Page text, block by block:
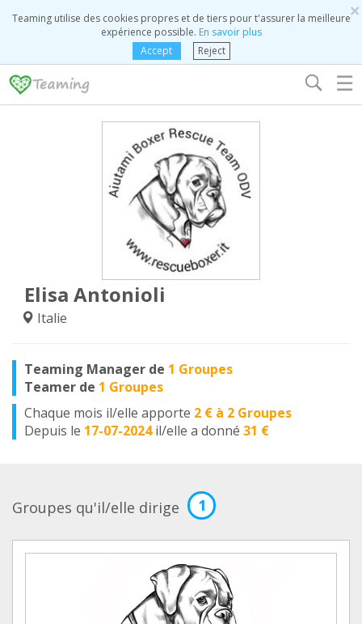
×
Teaming utilise des cookies propres et de tiers pour t'assurer la meilleure
expérience possible. En savoir plus
Accept
Reject
☰
Elisa Antonioli
Italie
Teaming Manager de 1 Groupes
Teamer de 1 Groupes
Chaque mois il/elle apporte 2 € à 2 Groupes
Depuis le 17-07-2024 il/elle a donné 31 €
Groupes qu'il/elle dirige 1